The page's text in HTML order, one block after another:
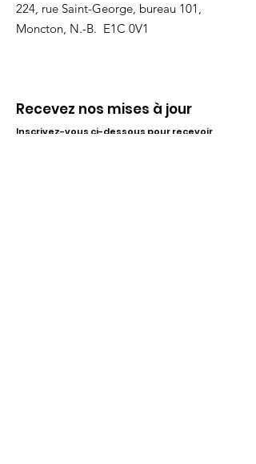
224, rue Saint-George, bureau 101,
Moncton, N.-B. E1C 0V1
Recevez nos mises à jour
Inscrivez-vous ci-dessous pour recevoir